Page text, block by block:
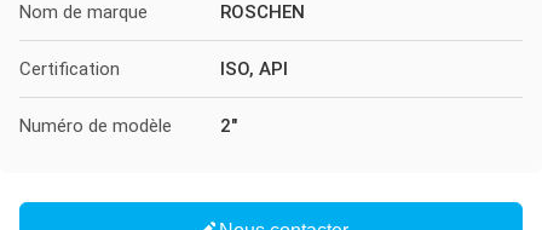
Nom de marque ROSCHEN
Certification ISO, API
Numéro de modèle 2"